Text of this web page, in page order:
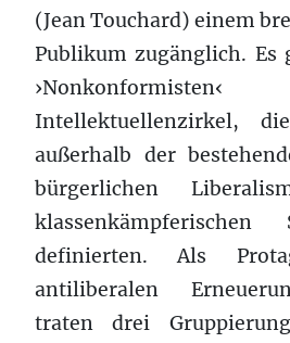
(Jean Touchard) einem
Publikum zugänglich. Es
Intellektuellenzirkel,
außerhalb der
bürgerlichen
definierten. Als
antiliberalen
traten drei